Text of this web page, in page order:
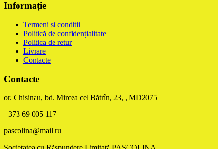
Informație
Termeni si conditii
Politică de confidențialitate
Politica de retur
Livrare
Contacte
Contacte
or. Chisinau, bd. Mircea cel Bătrîn, 23, , MD2075
+373 69 005 117
pascolina@mail.ru